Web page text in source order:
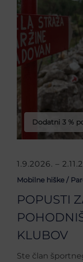
Dodatni 3 %
1.9.2026. –
Mobilne hiške /
POPUSTI
KLUBOV
Ste član